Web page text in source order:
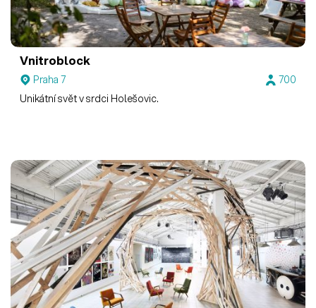
Vnitroblock
Praha 7
700
Unikátní svět v srdci Holešovic.